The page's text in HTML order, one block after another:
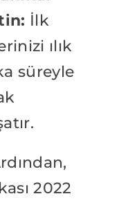
İlk
ılık
süreyle
2022